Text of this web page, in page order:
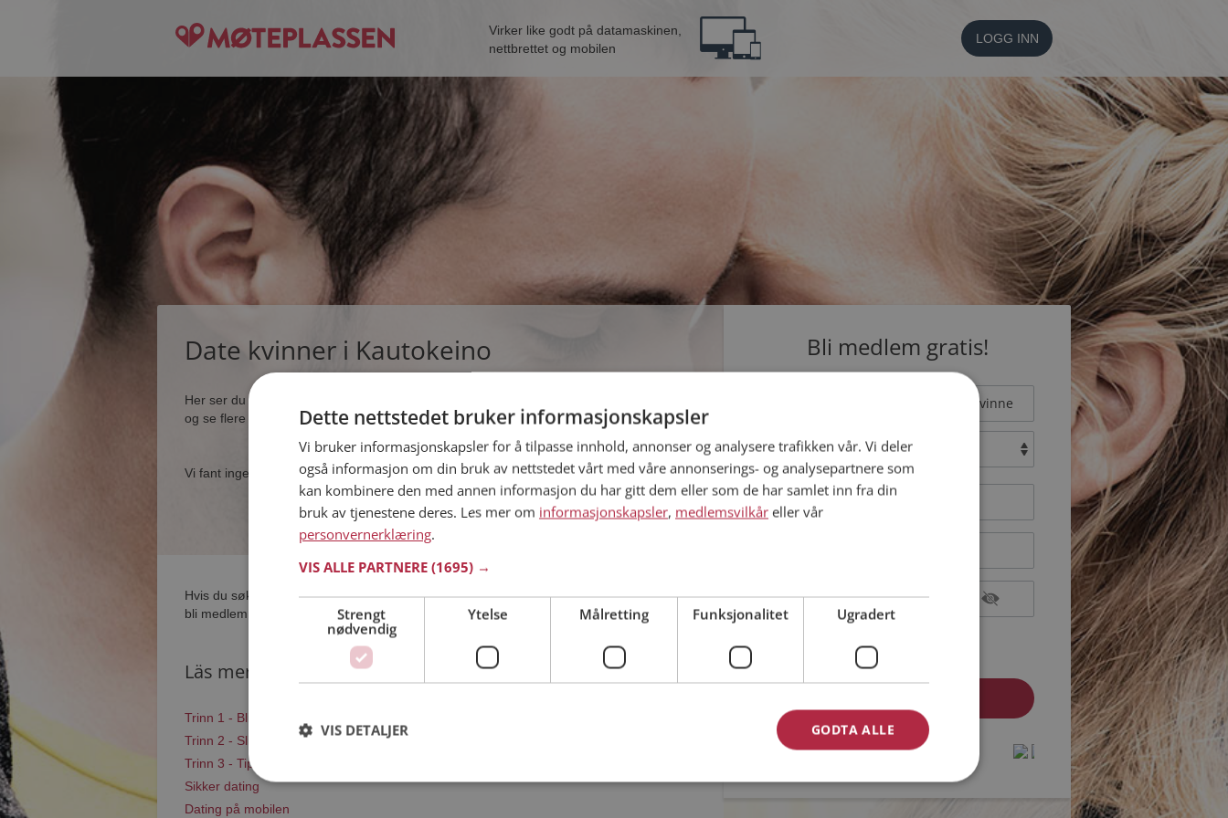
Virker like godt på datamaskinen,
nettbrettet og mobilen
LOGG INN
Date kvinner i Kautokeino
Her ser du noen få blant de tusener single som dater på Møteplassen. Bli medlem nå,
og se flere single i nærheten av deg.
Vi fant ingen single som samsvarer med ditt søk.
Hvis du søker dating i Kautokeino har du kommet til riktig sted. På Møteplassen kan du
bli medlem og søke blant tusenvis av datinginteresserte single i Kautokeino
Läs mer
Trinn 1 - Bli medlem og lag en presentasjon
Trinn 2 - Slik fungerer våre søkefunksjoner
Trinn 3 - Tips til hvordan du tar kontakt
Sikker dating
Dating på mobilen
Bli medlem gratis!
Kvinne
Min alder:
Allerede medlem? Logg inn her »
protected by reCAPTCHA
Privacy-Terms
protected by reCAPTCHA
Privacy-Terms
Dette nettstedet bruker informasjonskapsler
Vi bruker informasjonskapsler for å tilpasse innhold, annonser og analysere trafikken vår. Vi deler
også informasjon om din bruk av nettstedet vårt med våre annonserings- og analysepartnere som
kan kombinere den med annen informasjon du har gitt dem eller som de har samlet inn fra din
bruk av tjenestene deres. Les mer om informasjonskapsler, medlemsvilkår eller vår
personvernerklæring.
VIS ALLE PARTNERE (1695) →
Strengt
nødvendig
Ytelse Målretting Funksjonalitet Ugradert
GODTA ALLE
VIS DETALJER